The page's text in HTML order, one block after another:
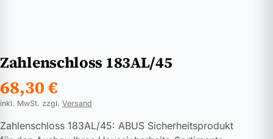
Zahlenschloss 183AL/45
68,30€
inkl. MwSt. zzgl. Versand
Zahlenschloss 183AL/45: ABUS Sicherheitsprodukt